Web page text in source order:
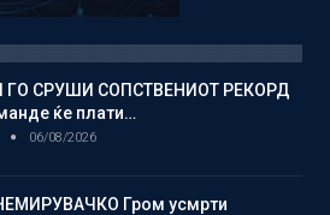
ГО СРУШИ СОПСТВЕНИОТ РЕКОРД
ќе плати…
06/08/2026
Гром усмрти